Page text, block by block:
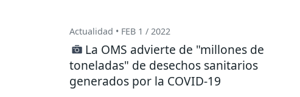
Actualidad • FEB 1 / 2022
La OMS advierte de "millones de
toneladas" de desechos sanitarios
generados por la COVID-19